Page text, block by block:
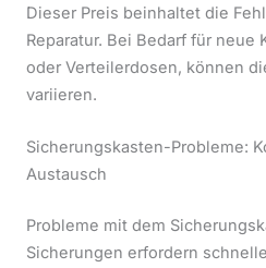
Dieser Preis beinhaltet die
Reparatur. Bei Bedarf für neue
oder Verteilerdosen, können
variieren.
Sicherungskasten-Probleme:
Austausch
Probleme mit dem
Sicherungen erfordern